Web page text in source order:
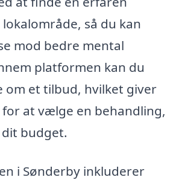
så du kan
mod bedre mental
platformen kan du
om et tilbud, hvilket giver
at vælge en behandling,
budget.
i Sønderby inkluderer